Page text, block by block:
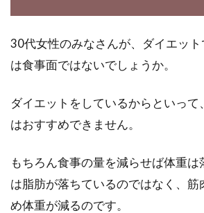
砂糖と炭水化物
限ダイエットに
いろいろなダイエット
30代女性のみなさんが、ダイエッ
は食事面ではないでしょうか。
ダイエットをしているからといって
はおすすめできません。
もちろん食事の量を減らせば体重
は脂肪が落ちているのではなく、筋
め体重が減るのです。